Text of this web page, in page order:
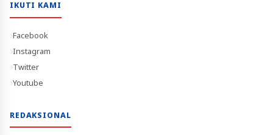
IKUTI KAMI
Facebook
Instagram
Twitter
Youtube
REDAKSIONAL